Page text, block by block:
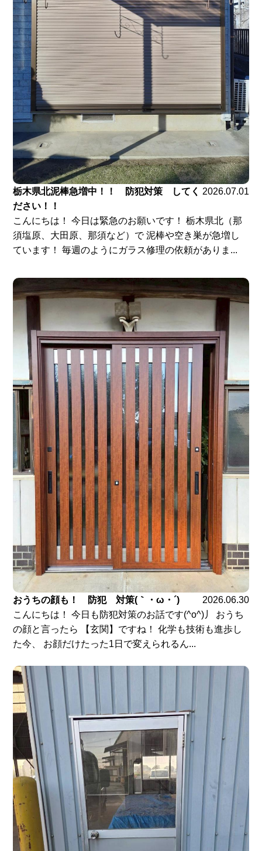
栃木県北泥棒急増中！！ 防犯対策 してく
ださい！！
2026.07.01
こんにちは！ 今日は緊急のお願いです！ 栃木県北（那
須塩原、大田原、那須など）で 泥棒や空き巣が急増し
ています！ 毎週のようにガラス修理の依頼がありま...
おうちの顔も！ 防犯 対策(｀・ω・´)ゞ
2026.06.30
こんにちは！ 今日も防犯対策のお話です(^o^)丿 おうち
の顔と言ったら 【玄関】ですね！ 化学も技術も進歩し
た今、 お顔だけたった1日で変えられるん...